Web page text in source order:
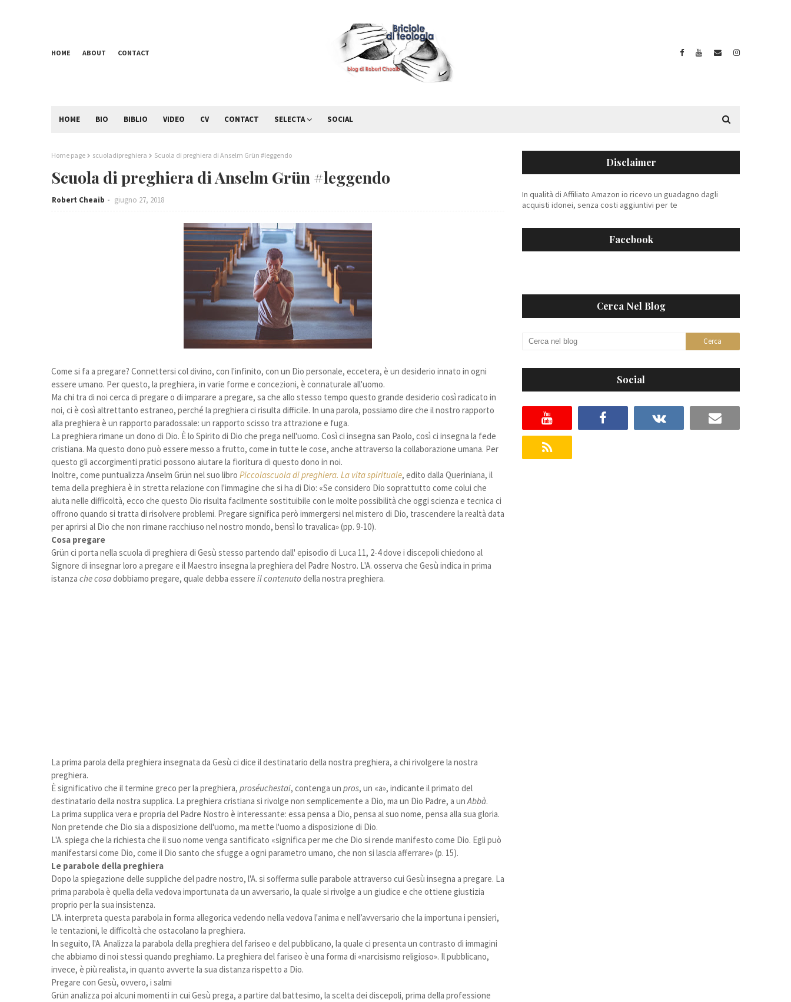
HOME ABOUT CONTACT
HOME BIO BIBLIO VIDEO CV CONTACT SELECTA SOCIAL
Home page scuoladipreghiera Scuola di preghiera di Anselm Grün #leggendo
Scuola di preghiera di Anselm Grün #leggendo
Robert Cheaib giugno 27, 2018
Come si fa a pregare? Connettersi col divino, con l'infinito, con un Dio personale, eccetera, è un desiderio innato in ogni
essere umano. Per questo, la preghiera, in varie forme e concezioni, è connaturale all'uomo.
Ma chi tra di noi cerca di pregare o di imparare a pregare, sa che allo stesso tempo questo grande desiderio così radicato in
noi, ci è così altrettanto estraneo, perché la preghiera ci risulta difficile. In una parola, possiamo dire che il nostro rapporto
alla preghiera è un rapporto paradossale: un rapporto scisso tra attrazione e fuga.
La preghiera rimane un dono di Dio. È lo Spirito di Dio che prega nell'uomo. Così ci insegna san Paolo, così ci insegna la fede
cristiana. Ma questo dono può essere messo a frutto, come in tutte le cose, anche attraverso la collaborazione umana. Per
questo gli accorgimenti pratici possono aiutare la fioritura di questo dono in noi.
Inoltre, come puntualizza Anselm Grün nel suo libro Piccolascuola di preghiera. La vita spirituale, edito dalla Queriniana, il
tema della preghiera è in stretta relazione con l'immagine che si ha di Dio: «Se considero Dio soprattutto come colui che
aiuta nelle difficoltà, ecco che questo Dio risulta facilmente sostituibile con le molte possibilità che oggi scienza e tecnica ci
offrono quando si tratta di risolvere problemi. Pregare significa però immergersi nel mistero di Dio, trascendere la realtà data
per aprirsi al Dio che non rimane racchiuso nel nostro mondo, bensì lo travalica» (pp. 9-10).
Cosa pregare
Grün ci porta nella scuola di preghiera di Gesù stesso partendo dall' episodio di Luca 11, 2-4 dove i discepoli chiedono al
Signore di insegnar loro a pregare e il Maestro insegna la preghiera del Padre Nostro. L'A. osserva che Gesù indica in prima
istanza che cosadobbiamo pregare, quale debba essere il contenuto della nostra preghiera.
La prima parola della preghiera insegnata da Gesù ci dice il destinatario della nostra preghiera, a chi rivolgere la nostra
preghiera.
È significativo che il termine greco per la preghiera, proséuchestai, contenga un pros, un «a», indicante il primato del
destinatario della nostra supplica. La preghiera cristiana si rivolge non semplicemente a Dio, ma un Dio Padre, a unAbbà.
La prima supplica vera e propria del Padre Nostro è interessante: essa pensa a Dio, pensa al suo nome, pensa alla sua gloria.
Non pretende che Dio sia a disposizione dell'uomo, ma mette l'uomo a disposizione di Dio.
L'A. spiega che la richiesta che il suo nome venga santificato «significa per me che Dio si rende manifesto come Dio. Egli può
manifestarsi come Dio, come il Dio santo che sfugge a ogni parametro umano, che non si lascia afferrare» (p. 15).
Le parabole della preghiera
Dopo la spiegazione delle suppliche del padre nostro, l'A. si sofferma sulle parabole attraverso cui Gesù insegna a pregare. La
prima parabola è quella della vedova importunata da un avversario, la quale si rivolge a un giudice e che ottiene giustizia
proprio per la sua insistenza.
L'A. interpreta questa parabola in forma allegorica vedendo nella vedova l'anima e nell’avversario che la importuna i pensieri,
le tentazioni, le difficoltà che ostacolano la preghiera.
In seguito, l'A. Analizza la parabola della preghiera del fariseo e del pubblicano, la quale ci presenta un contrasto di immagini
che abbiamo di noi stessi quando preghiamo. La preghiera del fariseo è una forma di «narcisismo religioso». Il pubblicano,
invece, è più realista, in quanto avverte la sua distanza rispetto a Dio.
Pregare con Gesù, ovvero, i salmi
Grün analizza poi alcuni momenti in cui Gesù prega, a partire dal battesimo, la scelta dei discepoli, prima della professione
Disclaimer
In qualità di Affiliato Amazon io ricevo un guadagno dagli
acquisti idonei, senza costi aggiuntivi per te
Facebook
Cerca Nel Blog
Social